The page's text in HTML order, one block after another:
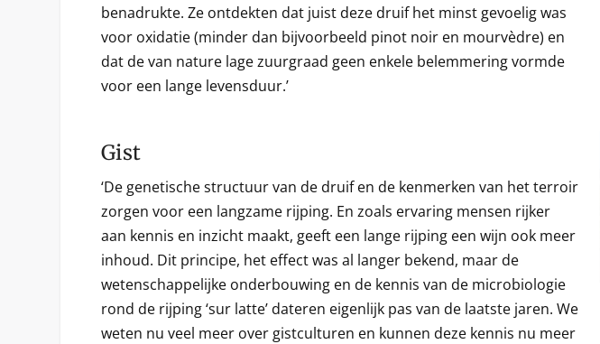
benadrukte. Ze ontdekten dat juist deze druif het minst gevoelig was
voor oxidatie (minder dan bijvoorbeeld pinot noir en mourvèdre) en
dat de van nature lage zuurgraad geen enkele belemmering vormde
voor een lange levensduur.’
Gist
‘De genetische structuur van de druif en de kenmerken van het terroir
zorgen voor een langzame rijping. En zoals ervaring mensen rijker
aan kennis en inzicht maakt, geeft een lange rijping een wijn ook meer
inhoud. Dit principe, het effect was al langer bekend, maar de
wetenschappelijke onderbouwing en de kennis van de microbiologie
rond de rijping ‘sur latte’ dateren eigenlijk pas van de laatste jaren. We
weten nu veel meer over gistculturen en kunnen deze kennis nu meer